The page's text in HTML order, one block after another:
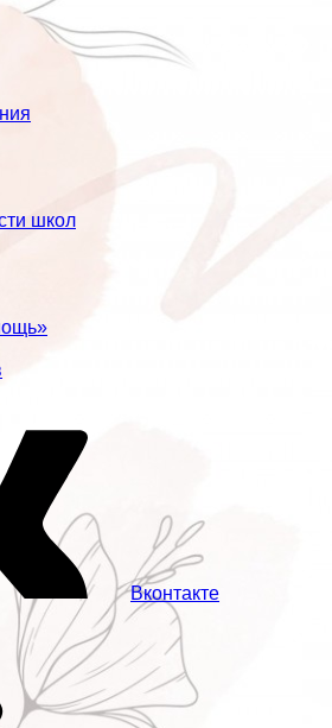
школ
Вконтакте